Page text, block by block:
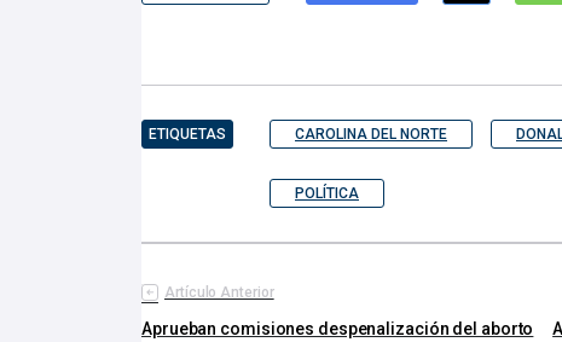
ETIQUETAS CAROLINA DEL NORTE
POLÍTICA
Artículo Anterior
Aprueban comisiones despenalización del aborto